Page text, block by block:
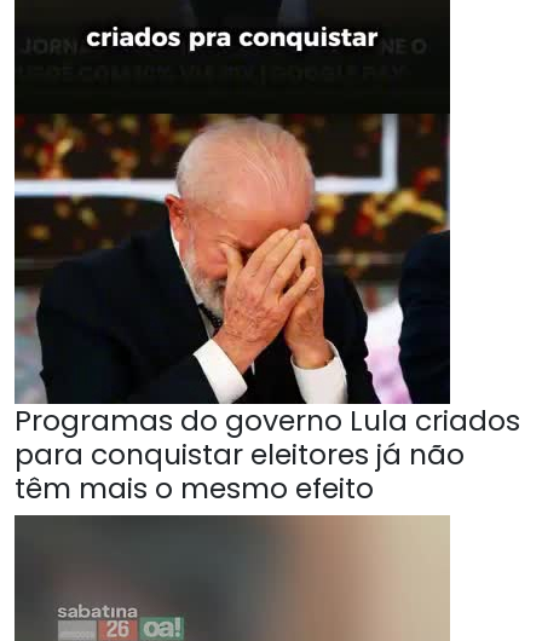
Programas do governo Lula criados
para conquistar eleitores já não
têm mais o mesmo efeito